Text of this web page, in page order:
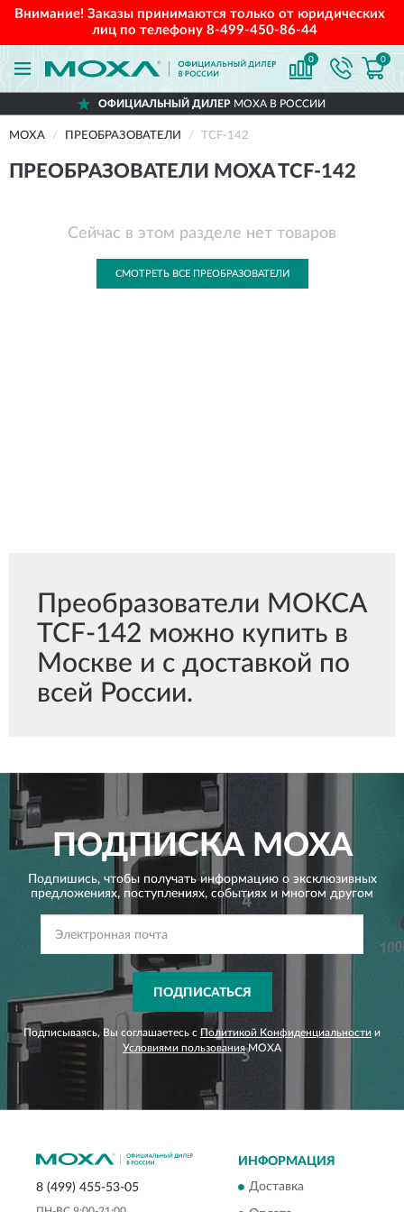
Внимание! Заказы принимаются только от юридических
лиц по телефону 8-499-450-86-44
0 0
ОФИЦИАЛЬНЫЙ ДИЛЕРMOXA В РОССИИ
MOXA ПРЕОБРАЗОВАТЕЛИ TCF-142
ПРЕОБРАЗОВАТЕЛИ MOXA TCF-142
Сейчас в этом разделе нет товаров
СМОТРЕТЬ ВСЕ ПРЕОБРАЗОВАТЕЛИ
Преобразователи МОКСА
TCF-142 можно купить в
Москве и с доставкой по
всей России.
ПОДПИСКАMOXA
Подпишись, чтобы получать информацию о эксклюзивных
предложениях, поступлениях, событиях и многом другом
ПОДПИСАТЬСЯ
Подписываясь, Вы соглашаетесь с Политикой Конфиденциальности и
Условиями пользованияMOXA
8 (499) 455-53-05
ИНФОРМАЦИЯ
Доставка